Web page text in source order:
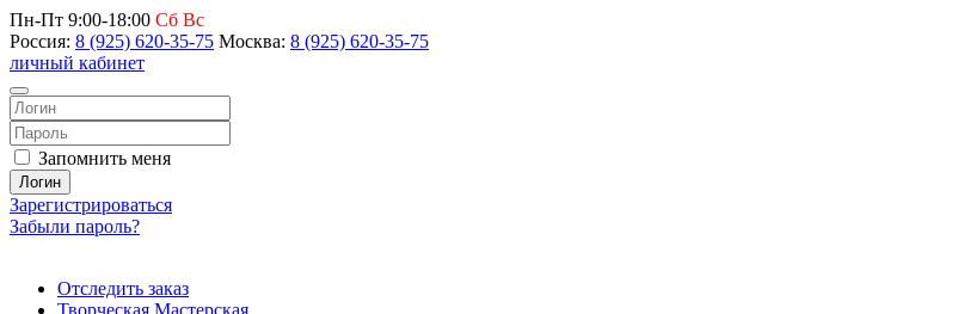
Пн-Пт 9:00-18:00 Сб Вс
Россия: 8 (925) 620-35-75 Москва: 8 (925) 620-35-75
личный кабинет
Запомнить меня
Логин
Зарегистрироваться
Забыли пароль?
Отследить заказ
Творческая Мастерская